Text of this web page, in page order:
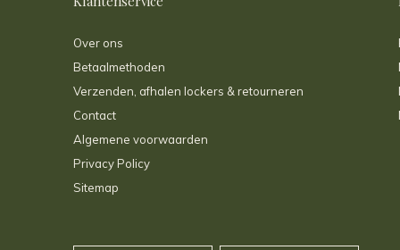
Over ons
Betaalmethoden
Verzenden, afhalen lockers & retourneren
Contact
Algemene voorwaarden
Privacy Policy
Sitemap